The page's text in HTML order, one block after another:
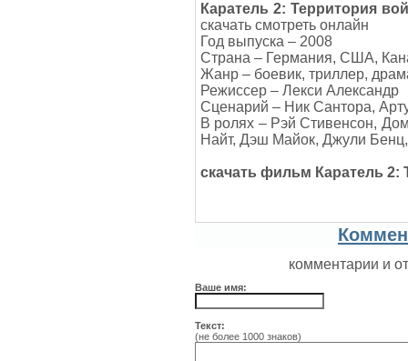
Каратель 2: Территория
скачать смотреть онлайн
Год выпуска – 2008
Страна – Германия, США,
Жанр – боевик, триллер,
Режиссер – Лекси Александр
Сценарий – Ник Сантора,
В ролях – Рэй Стивенсон,
Найт, Дэш Майок, Джули
скачать фильм Каратель 2:
комментарии и
Ваше имя:
Текст:
(не более 1000 знаков)